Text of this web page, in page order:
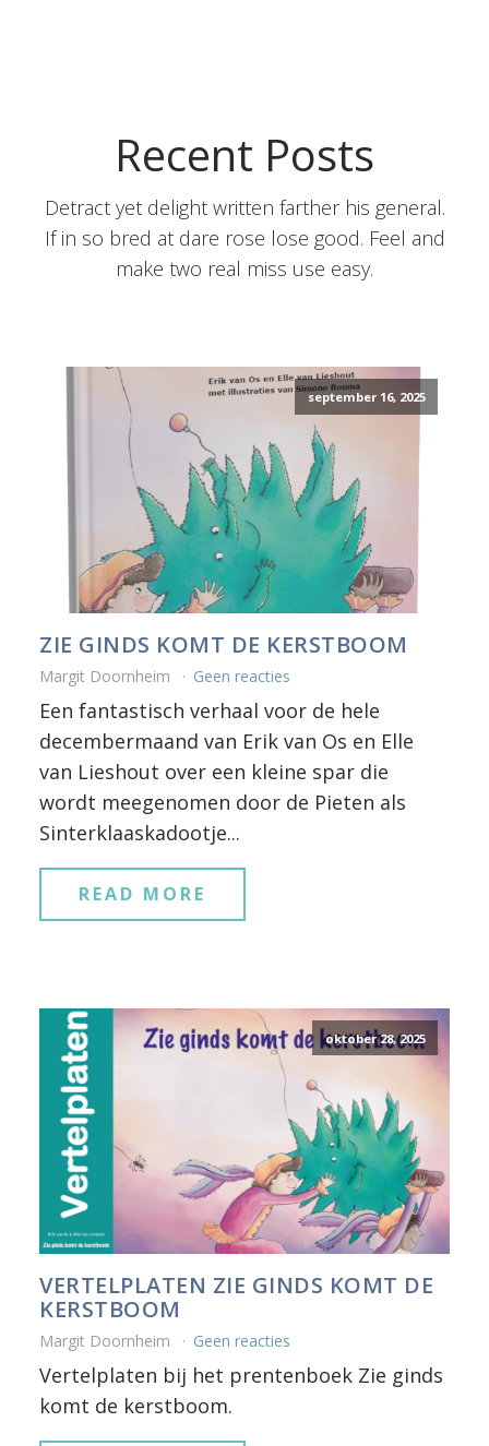
Recent Posts
Detract yet delight written farther his general.
If in so bred at dare rose lose good. Feel and
make two real miss use easy.
september 16, 2025
ZIE GINDS KOMT DE KERSTBOOM
Margit Doornheim Geen reacties
Een fantastisch verhaal voor de hele
decembermaand van Erik van Os en Elle
van Lieshout over een kleine spar die
wordt meegenomen door de Pieten als
Sinterklaaskadootje...
READ MORE
oktober 28, 2025
VERTELPLATEN ZIE GINDS KOMT DE
KERSTBOOM
Margit Doornheim Geen reacties
Vertelplaten bij het prentenboek Zie ginds
komt de kerstboom.